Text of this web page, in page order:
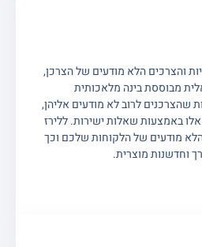
והצרכים הלא מודעים של הצרכן,
מבוססת בינה מלאכותית
שהצרכנים לרוב לא מודעים אליהן,
באמצעות שאלות ישירות. ללירז
מודעים של הלקוחות שלכם וכך
וחדשנות מוצרית.